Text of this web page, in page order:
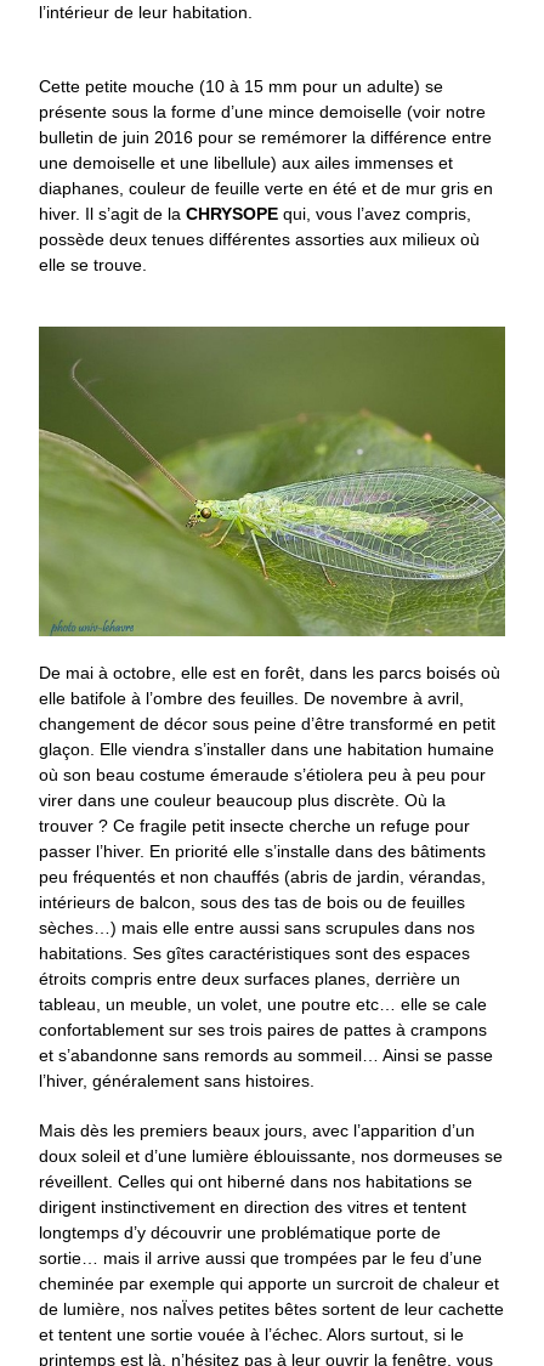
l’intérieur de leur habitation.
Cette petite mouche (10 à 15 mm pour un adulte) se
présente sous la forme d’une mince demoiselle (voir notre
bulletin de juin 2016 pour se remémorer la différence entre
une demoiselle et une libellule) aux ailes immenses et
diaphanes, couleur de feuille verte en été et de mur gris en
hiver. Il s’agit de laCHRYSOPEqui, vous l’avez compris,
possède deux tenues différentes assorties aux milieux où
elle se trouve.
De mai à octobre, elle est en forêt, dans les parcs boisés où
elle batifole à l’ombre des feuilles. De novembre à avril,
changement de décor sous peine d’être transformé en petit
glaçon. Elle viendra s’installer dans une habitation humaine
où son beau costume émeraude s’étiolera peu à peu pour
virer dans une couleur beaucoup plus discrète. Où la
trouver ? Ce fragile petit insecte cherche un refuge pour
passer l’hiver. En priorité elle s’installe dans des bâtiments
peu fréquentés et non chauffés (abris de jardin, vérandas,
intérieurs de balcon, sous des tas de bois ou de feuilles
sèches…) mais elle entre aussi sans scrupules dans nos
habitations. Ses gîtes caractéristiques sont des espaces
étroits compris entre deux surfaces planes, derrière un
tableau, un meuble, un volet, une poutre etc… elle se cale
confortablement sur ses trois paires de pattes à crampons
et s’abandonne sans remords au sommeil… Ainsi se passe
l’hiver, généralement sans histoires.
Mais dès les premiers beaux jours, avec l’apparition d’un
doux soleil et d’une lumière éblouissante, nos dormeuses se
réveillent. Celles qui ont hiberné dans nos habitations se
dirigent instinctivement en direction des vitres et tentent
longtemps d’y découvrir une problématique porte de
sortie… mais il arrive aussi que trompées par le feu d’une
cheminée par exemple qui apporte un surcroit de chaleur et
de lumière, nos naÏves petites bêtes sortent de leur cachette
et tentent une sortie vouée à l’échec. Alors surtout, si le
printemps est là, n’hésitez pas à leur ouvrir la fenêtre, vous